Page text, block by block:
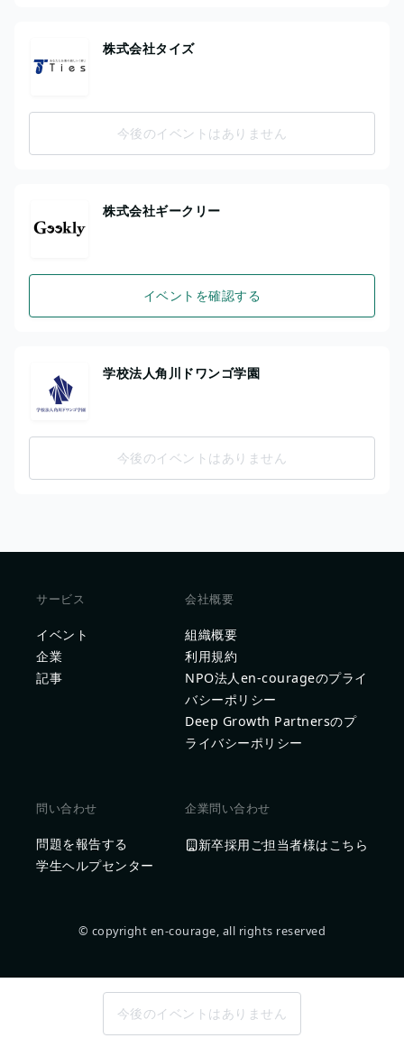
株式会社タイズ
今後のイベントはありません
株式会社ギークリー
イベントを確認する
学校法人角川ドワンゴ学園
今後のイベントはありません
サービス
イベント
企業
記事
会社概要
組織概要
利用規約
NPO法人en-courageのプライ
バシーポリシー
Deep Growth Partnersのプ
ライバシーポリシー
問い合わせ
問題を報告する
学生ヘルプセンター
企業問い合わせ
新卒採用ご担当者様はこちら
© copyright en-courage, all rights reserved
今後のイベントはありません